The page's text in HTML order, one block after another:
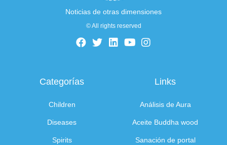
Noticias de otras dimensiones
© All rights reserved
Categorías
Children
Diseases
Spirits
Links
Análisis de Aura
Aceite Buddha wood
Sanación de portal